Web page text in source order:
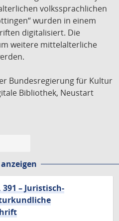
volkssprachlichen
wurden in einem
digitalisiert. Die
weitere mittelalterliche
Bundesregierung für Kultur
Bibliothek, Neustart
– Juristisch-